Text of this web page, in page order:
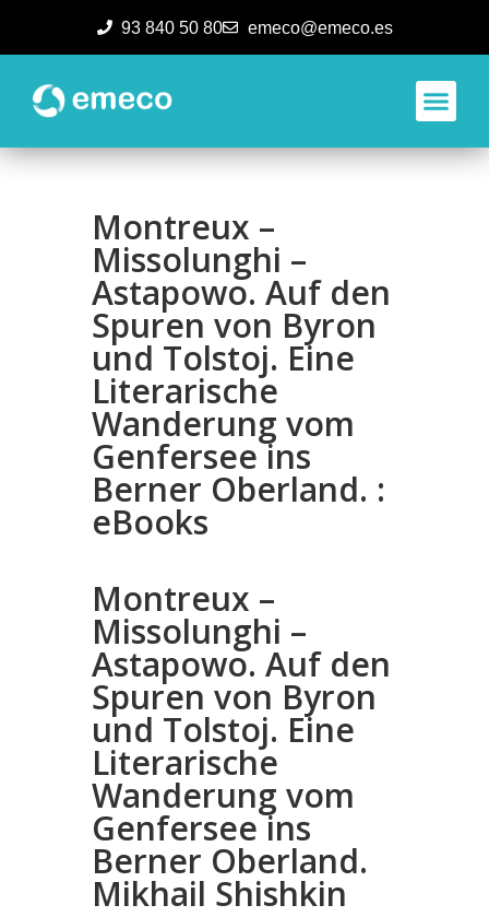
93 840 50 80 emeco@emeco.es
Montreux –
Missolunghi –
Astapowo. Auf den
Spuren von Byron
und Tolstoj. Eine
Literarische
Wanderung vom
Genfersee ins
Berner Oberland. :
eBooks
Montreux –
Missolunghi –
Astapowo. Auf den
Spuren von Byron
und Tolstoj. Eine
Literarische
Wanderung vom
Genfersee ins
Berner Oberland.
Mikhail Shishkin